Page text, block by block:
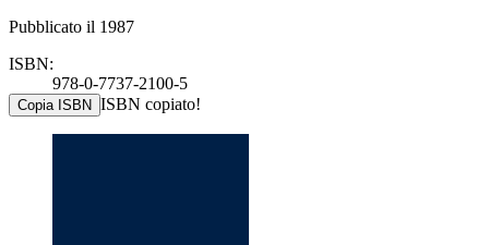
Pubblicato il 1987
ISBN:
978-0-7737-2100-5
Copia ISBN ISBN copiato!